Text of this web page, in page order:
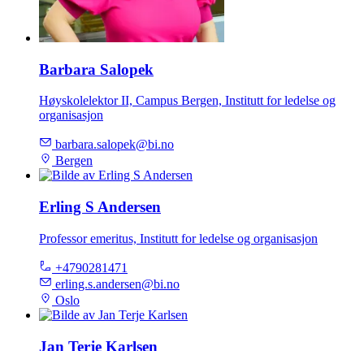
Barbara Salopek
Høyskolelektor II, Campus Bergen, Institutt for ledelse og
organisasjon
barbara.salopek@bi.no
Bergen
Erling S Andersen
Professor emeritus, Institutt for ledelse og organisasjon
+4790281471
erling.s.andersen@bi.no
Oslo
Jan Terje Karlsen